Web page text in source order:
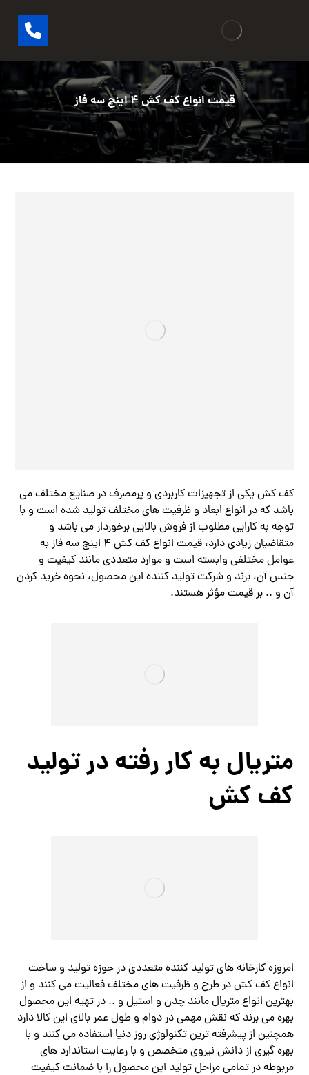
قیمت انواع کف کش ۴ اینچ سه فاز
کف کش یکی از تجهیزات کاربردی و پرمصرف‌ در صنایع مختلف می
باشد که در انواع ابعاد و ظرفیت های مختلف تولید شده است و با
توجه به کارایی مطلوب از فروش بالایی برخوردار می باشد و
متقاضیان زیادی دارد، قیمت انواع کف کش ۴ اینچ سه فاز به
عوامل مختلفی وابسته است و موارد متعددی مانند کیفیت و
جنس آن، برند و شرکت تولید کننده این محصول، نحوه خرید کردن
آن و .. بر قیمت مؤثر هستند.
متریال به کار رفته در تولید
کف کش
امروزه کارخانه های تولید کننده متعددی در حوزه تولید و ساخت
انواع کف کش در طرح و ظرفیت های مختلف فعالیت می کنند و از
بهترین انواع متریال مانند چدن و استیل و .. در تهیه این محصول
بهره می برند که نقش مهمی در دوام و طول عمر بالای این کالا دارد
همچنین از پیشرفته ترین تکنولوژی روز دنیا استفاده می کنند و با
بهره گیری از دانش نیروی متخصص و با رعایت استاندارد های
مربوطه در تمامی مراحل تولید این محصول را با ضمانت کیفیت